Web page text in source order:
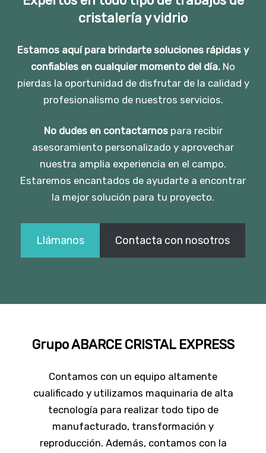
cristalería y vidrio
Estamos aquí para brindarte soluciones rápidas y
confiables en cualquier momento del día. No
pierdas la oportunidad de disfrutar de la calidad y
profesionalismo de nuestros servicios.
No dudes en contactarnospara recibir
asesoramiento personalizado y aprovechar
nuestra amplia experiencia en el campo.
Estaremos encantados de ayudarte a encontrar
la mejor solución para tu proyecto.
Llámanos Contacta con nosotros
Grupo ABARCE CRISTAL EXPRESS
Contamos con un equipo altamente
cualificado y utilizamos maquinaria de alta
tecnología para realizar todo tipo de
manufacturado, transformación y
reproducción. Además, contamos con la